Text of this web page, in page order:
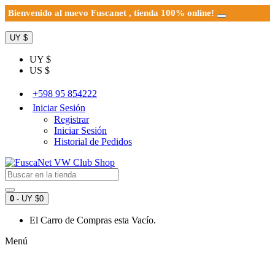
Bienvenido al nuevo Fuscanet , tienda 100% online!
UY $
UY $
US $
+598 95 854222
Iniciar Sesión
Registrar
Iniciar Sesión
Historial de Pedidos
0 - UY $0
El Carro de Compras esta Vacío.
Menú